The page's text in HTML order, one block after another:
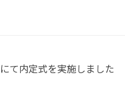
て内定式を実施しました